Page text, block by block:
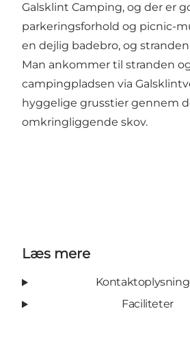
Galsklint Camping, og der er
parkeringsforhold og picnic-
en dejlig badebro, og
Man ankommer til stranden
campingpladsen via
hyggelige grusstier gennem
omkringliggende skov.
Læs mere
Faciliteter